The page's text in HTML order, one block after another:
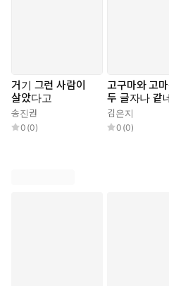
거기 그런 사람이
살았다고
송진권
0 (0)
고구마와 고
두 글자나 같
김은지
0 (0)